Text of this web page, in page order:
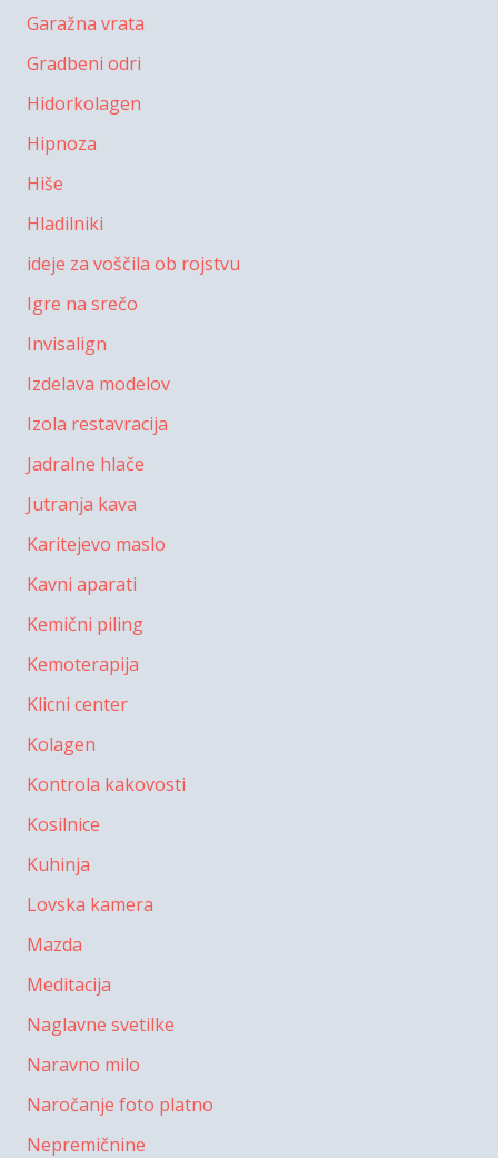
Garažna vrata
Gradbeni odri
Hidorkolagen
Hipnoza
Hiše
Hladilniki
ideje za voščila ob rojstvu
Igre na srečo
Invisalign
Izdelava modelov
Izola restavracija
Jadralne hlače
Jutranja kava
Karitejevo maslo
Kavni aparati
Kemični piling
Kemoterapija
Klicni center
Kolagen
Kontrola kakovosti
Kosilnice
Kuhinja
Lovska kamera
Mazda
Meditacija
Naglavne svetilke
Naravno milo
Naročanje foto platno
Nepremičnine